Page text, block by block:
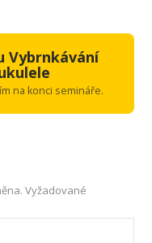
Vybrnkávání
na konci semináře.
Vyžadované